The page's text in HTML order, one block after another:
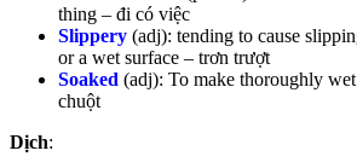
thing – đi có việc
Slippery (adj): tending to cause
or a wet surface – trơn trượt
Soaked (adj): To make thoroughly
chuột
Dịch: